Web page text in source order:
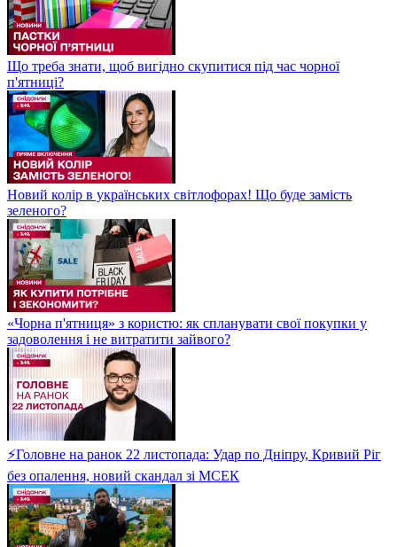
Що треба знати, щоб вигідно скупитися під час чорної
п'ятниці?
Новий колір в українських світлофорах! Що буде замість
зеленого?
«Чорна п'ятниця» з користю: як спланувати свої покупки у
задоволення і не витратити зайвого?
⚡Головне на ранок 22 листопада: Удар по Дніпру, Кривий Ріг
без опалення, новий скандал зі МСЕК